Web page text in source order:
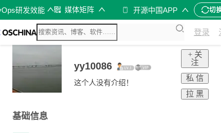
研发效能 媒体矩阵 开源中国APP 切
登录
yy10086
这个人没有介绍！
+ 关
注
私 信
拉 黑
基础信息